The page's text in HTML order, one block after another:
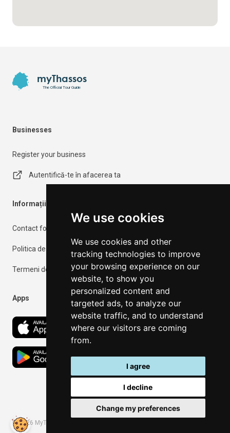
We use cookies
We use cookies and other
tracking technologies to improve
your browsing experience on our
website, to show you
personalized content and
targeted ads, to analyze our
website traffic, and to understand
where our visitors are coming
from.
I agree
I decline
Change my preferences
myThassos
The Official Tour Guide
Businesses
Register your business
Autentifică-te în afacerea ta
Informații importante
Contact form
Politica de confidențialitate
Termeni de utilizare
Apps
© 2026 MyThassos. All rights reserved.